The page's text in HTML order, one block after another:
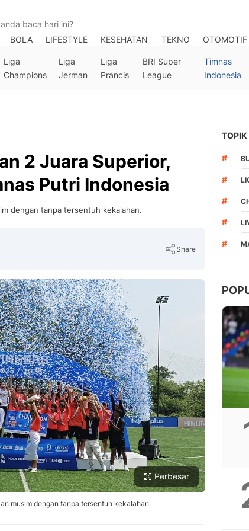
BOLA LIFESTYLE KESEHATAN TEKNO OTOMOTIF
Liga
Champions
Liga
Jerman
Liga
Prancis
BRI Super
League
Timnas
Indonesia
2 Juara Superior,
Putri Indonesia
dengan tanpa tersentuh kekalahan.
Share
Copy Link
Perbesar
musim dengan tanpa tersentuh kekalahan.
TOPIK
#
#
#
#
#